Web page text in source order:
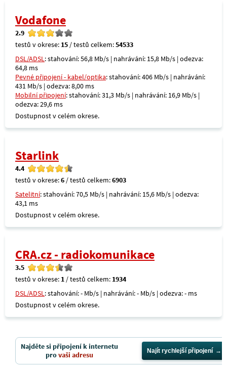
Vodafone
2.9
testů v okrese: 15 / testů celkem:54533
DSL/ADSL: stahování: 56,8 Mb/s | nahrávání: 15,8 Mb/s | odezva:
64,8 ms
Pevné připojení - kabel/optika: stahování: 406 Mb/s | nahrávání:
431 Mb/s | odezva: 8,00 ms
Mobilní připojení: stahování: 31,3 Mb/s | nahrávání: 16,9 Mb/s |
odezva: 29,6 ms
Dostupnost v celém okrese.
Starlink
4.4
testů v okrese:6 / testů celkem:6903
Satelitní: stahování: 70,5 Mb/s | nahrávání: 15,6 Mb/s | odezva:
43,1 ms
Dostupnost v celém okrese.
CRA.cz - radiokomunikace
3.5
testů v okrese: 1 / testů celkem: 1934
DSL/ADSL: stahování: - Mb/s | nahrávání: - Mb/s | odezva: - ms
Dostupnost v celém okrese.
Najděte si připojení k internetu
provaši adresu Najít rychlejší připojení